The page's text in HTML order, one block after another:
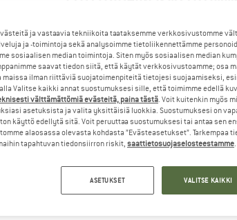
ja vastaavia tekniikoita taataksemme verkkosivustomme
ja -toimintoja sekä analysoimme tietoliikennettämme
sosiaalisen median toimintoja. Siten myös sosiaalisen median
saavat tiedon siitä, että käytät verkkosivustoamme; osa
maissa ilman riittäviä suojatoimenpiteitä tietojesi suojaamiseksi,
Valitse kaikki annat suostumuksesi sille, että toimimme edellä
välttämättömiä evästeitä, paina tästä. Voit kuitenkin myös
asetuksista ja valita yksittäisiä luokkia. Suostumuksesi on
käyttö edellytä sitä. Voit peruuttaa suostumuksesi tai antaa sen
alaosassa olevasta kohdasta ”Evästeasetukset”. Tarkempaa
tapahtuvan tiedonsiirron riskit, saattietosuojaselosteestamme.
ASETUKSET VALITSE KAIKKI